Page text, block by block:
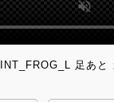
足あと